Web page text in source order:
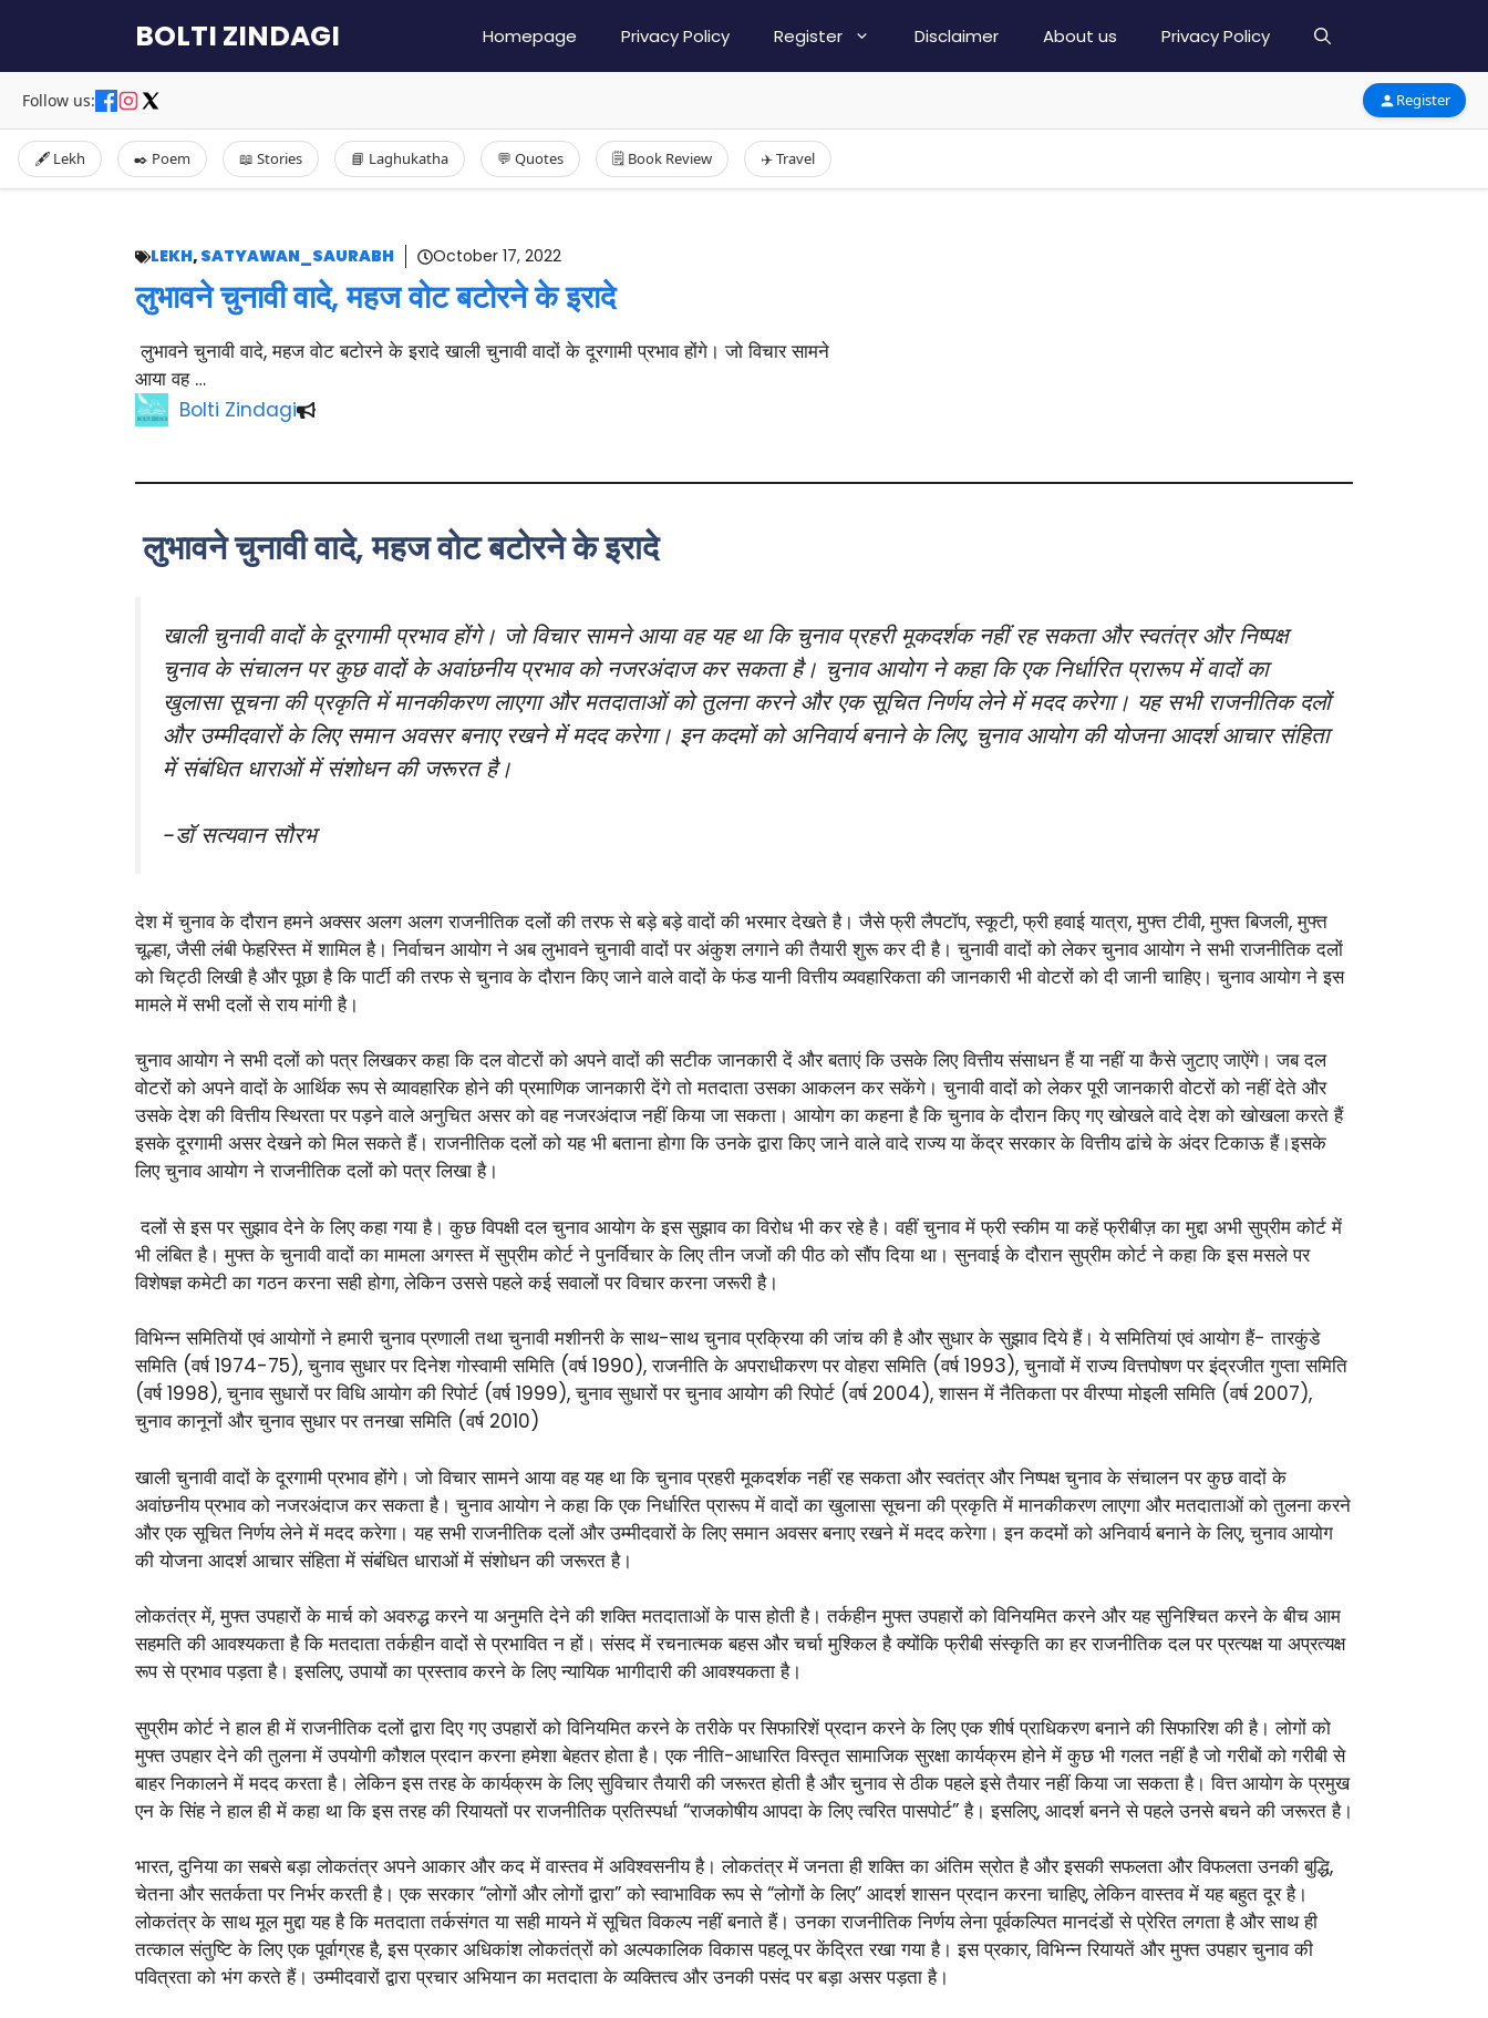
content
BOLTI ZINDAGI Homepage Privacy Policy Register Disclaimer About us Privacy Policy
Follow us: Register
🖋️ Lekh ✒️ Poem 📖 Stories 📘 Laghukatha 💬 Quotes 🗒️ Book Review ✈️ Travel
LEKH, SATYAWAN_SAURABH October 17, 2022
लुभावने चुनावी वादे, महज वोट बटोरने के इरादे
लुभावने चुनावी वादे, महज वोट बटोरने के इरादे खाली चुनावी वादों के दूरगामी प्रभाव होंगे। जो विचार सामने
आया वह …
Bolti Zindagi
लुभावने चुनावी वादे, महज वोट बटोरने के इरादे
खाली चुनावी वादों के दूरगामी प्रभाव होंगे। जो विचार सामने आया वह यह था कि चुनाव प्रहरी मूकदर्शक नहीं रह सकता और स्वतंत्र और निष्पक्ष
चुनाव के संचालन पर कुछ वादों के अवांछनीय प्रभाव को नजरअंदाज कर सकता है। चुनाव आयोग ने कहा कि एक निर्धारित प्रारूप में वादों का
खुलासा सूचना की प्रकृति में मानकीकरण लाएगा और मतदाताओं को तुलना करने और एक सूचित निर्णय लेने में मदद करेगा। यह सभी राजनीतिक दलों
और उम्मीदवारों के लिए समान अवसर बनाए रखने में मदद करेगा। इन कदमों को अनिवार्य बनाने के लिए, चुनाव आयोग की योजना आदर्श आचार संहिता
में संबंधित धाराओं में संशोधन की जरूरत है।
-डॉ सत्यवान सौरभ
देश में चुनाव के दौरान हमने अक्सर अलग अलग राजनीतिक दलों की तरफ से बड़े बड़े वादों की भरमार देखते है। जैसे फ्री लैपटॉप, स्कूटी, फ्री हवाई यात्रा, मुफ्त टीवी, मुफ्त बिजली, मुफ्त
चूल्हा, जैसी लंबी फेहरिस्त में शामिल है। निर्वाचन आयोग ने अब लुभावने चुनावी वादों पर अंकुश लगाने की तैयारी शुरू कर दी है। चुनावी वादों को लेकर चुनाव आयोग ने सभी राजनीतिक दलों
को चिट्ठी लिखी है और पूछा है कि पार्टी की तरफ से चुनाव के दौरान किए जाने वाले वादों के फंड यानी वित्तीय व्यवहारिकता की जानकारी भी वोटरों को दी जानी चाहिए। चुनाव आयोग ने इस
मामले में सभी दलों से राय मांगी है।
चुनाव आयोग ने सभी दलों को पत्र लिखकर कहा कि दल वोटरों को अपने वादों की सटीक जानकारी दें और बताएं कि उसके लिए वित्तीय संसाधन हैं या नहीं या कैसे जुटाए जाऐंगे। जब दल
वोटरों को अपने वादों के आर्थिक रूप से व्यावहारिक होने की प्रमाणिक जानकारी देंगे तो मतदाता उसका आकलन कर सकेंगे। चुनावी वादों को लेकर पूरी जानकारी वोटरों को नहीं देते और
उसके देश की वित्तीय स्थिरता पर पड़ने वाले अनुचित असर को वह नजरअंदाज नहीं किया जा सकता। आयोग का कहना है कि चुनाव के दौरान किए गए खोखले वादे देश को खोखला करते हैं
इसके दूरगामी असर देखने को मिल सकते हैं। राजनीतिक दलों को यह भी बताना होगा कि उनके द्वारा किए जाने वाले वादे राज्य या केंद्र सरकार के वित्तीय ढांचे के अंदर टिकाऊ हैं।इसके
लिए चुनाव आयोग ने राजनीतिक दलों को पत्र लिखा है।
दलों से इस पर सुझाव देने के लिए कहा गया है। कुछ विपक्षी दल चुनाव आयोग के इस सुझाव का विरोध भी कर रहे है। वहीं चुनाव में फ्री स्कीम या कहें फ्रीबीज़ का मुद्दा अभी सुप्रीम कोर्ट में
भी लंबित है। मुफ्त के चुनावी वादों का मामला अगस्त में सुप्रीम कोर्ट ने पुनर्विचार के लिए तीन जजों की पीठ को सौंप दिया था। सुनवाई के दौरान सुप्रीम कोर्ट ने कहा कि इस मसले पर
विशेषज्ञ कमेटी का गठन करना सही होगा, लेकिन उससे पहले कई सवालों पर विचार करना जरूरी है।
विभिन्न समितियों एवं आयोगों ने हमारी चुनाव प्रणाली तथा चुनावी मशीनरी के साथ-साथ चुनाव प्रक्रिया की जांच की है और सुधार के सुझाव दिये हैं। ये समितियां एवं आयोग हैं- तारकुंडे
समिति (वर्ष 1974-75), चुनाव सुधार पर दिनेश गोस्वामी समिति (वर्ष 1990), राजनीति के अपराधीकरण पर वोहरा समिति (वर्ष 1993), चुनावों में राज्य वित्तपोषण पर इंद्रजीत गुप्ता समिति
(वर्ष 1998), चुनाव सुधारों पर विधि आयोग की रिपोर्ट (वर्ष 1999), चुनाव सुधारों पर चुनाव आयोग की रिपोर्ट (वर्ष 2004), शासन में नैतिकता पर वीरप्पा मोइली समिति (वर्ष 2007),
चुनाव कानूनों और चुनाव सुधार पर तनखा समिति (वर्ष 2010)
खाली चुनावी वादों के दूरगामी प्रभाव होंगे। जो विचार सामने आया वह यह था कि चुनाव प्रहरी मूकदर्शक नहीं रह सकता और स्वतंत्र और निष्पक्ष चुनाव के संचालन पर कुछ वादों के
अवांछनीय प्रभाव को नजरअंदाज कर सकता है। चुनाव आयोग ने कहा कि एक निर्धारित प्रारूप में वादों का खुलासा सूचना की प्रकृति में मानकीकरण लाएगा और मतदाताओं को तुलना करने
और एक सूचित निर्णय लेने में मदद करेगा। यह सभी राजनीतिक दलों और उम्मीदवारों के लिए समान अवसर बनाए रखने में मदद करेगा। इन कदमों को अनिवार्य बनाने के लिए, चुनाव आयोग
की योजना आदर्श आचार संहिता में संबंधित धाराओं में संशोधन की जरूरत है।
लोकतंत्र में, मुफ्त उपहारों के मार्च को अवरुद्ध करने या अनुमति देने की शक्ति मतदाताओं के पास होती है। तर्कहीन मुफ्त उपहारों को विनियमित करने और यह सुनिश्चित करने के बीच आम
सहमति की आवश्यकता है कि मतदाता तर्कहीन वादों से प्रभावित न हों। संसद में रचनात्मक बहस और चर्चा मुश्किल है क्योंकि फ्रीबी संस्कृति का हर राजनीतिक दल पर प्रत्यक्ष या अप्रत्यक्ष
रूप से प्रभाव पड़ता है। इसलिए, उपायों का प्रस्ताव करने के लिए न्यायिक भागीदारी की आवश्यकता है।
सुप्रीम कोर्ट ने हाल ही में राजनीतिक दलों द्वारा दिए गए उपहारों को विनियमित करने के तरीके पर सिफारिशें प्रदान करने के लिए एक शीर्ष प्राधिकरण बनाने की सिफारिश की है। लोगों को
मुफ्त उपहार देने की तुलना में उपयोगी कौशल प्रदान करना हमेशा बेहतर होता है। एक नीति-आधारित विस्तृत सामाजिक सुरक्षा कार्यक्रम होने में कुछ भी गलत नहीं है जो गरीबों को गरीबी से
बाहर निकालने में मदद करता है। लेकिन इस तरह के कार्यक्रम के लिए सुविचार तैयारी की जरूरत होती है और चुनाव से ठीक पहले इसे तैयार नहीं किया जा सकता है। वित्त आयोग के प्रमुख
एन के सिंह ने हाल ही में कहा था कि इस तरह की रियायतों पर राजनीतिक प्रतिस्पर्धा “राजकोषीय आपदा के लिए त्वरित पासपोर्ट” है। इसलिए, आदर्श बनने से पहले उनसे बचने की जरूरत है।
भारत, दुनिया का सबसे बड़ा लोकतंत्र अपने आकार और कद में वास्तव में अविश्वसनीय है। लोकतंत्र में जनता ही शक्ति का अंतिम स्रोत है और इसकी सफलता और विफलता उनकी बुद्धि,
चेतना और सतर्कता पर निर्भर करती है। एक सरकार “लोगों और लोगों द्वारा” को स्वाभाविक रूप से “लोगों के लिए” आदर्श शासन प्रदान करना चाहिए, लेकिन वास्तव में यह बहुत दूर है।
लोकतंत्र के साथ मूल मुद्दा यह है कि मतदाता तर्कसंगत या सही मायने में सूचित विकल्प नहीं बनाते हैं। उनका राजनीतिक निर्णय लेना पूर्वकल्पित मानदंडों से प्रेरित लगता है और साथ ही
तत्काल संतुष्टि के लिए एक पूर्वाग्रह है, इस प्रकार अधिकांश लोकतंत्रों को अल्पकालिक विकास पहलू पर केंद्रित रखा गया है। इस प्रकार, विभिन्न रियायतें और मुफ्त उपहार चुनाव की
पवित्रता को भंग करते हैं। उम्मीदवारों द्वारा प्रचार अभियान का मतदाता के व्यक्तित्व और उनकी पसंद पर बड़ा असर पड़ता है।